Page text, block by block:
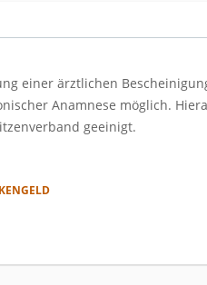
einer ärztlichen
Anamnese möglich.
geeinigt.